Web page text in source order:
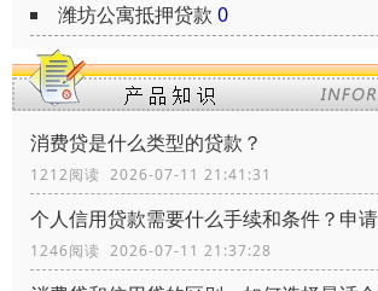
潍坊公寓抵押贷款 0
消费贷是什么类型的贷款？
1212阅读 2026-07-11 21:41:31
1246阅读 2026-07-11 21:37:28